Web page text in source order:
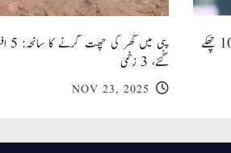
صاحبزادہ فرحان ایک سال میں ٹی ٹوئنٹی کرکٹ میں 100 چھکے
گئے، 3 زخمی
NOV 23, 2025